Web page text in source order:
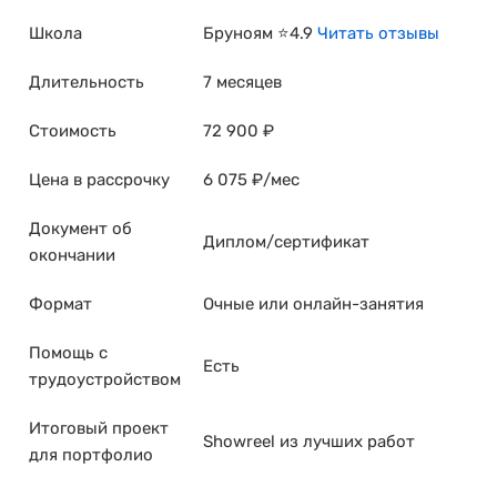
Школа Бруноям ⭐4.9 Читать отзывы
Длительность 7 месяцев
Стоимость 72 900 ₽
Цена в рассрочку 6 075 ₽/мес
Документ об
окончании
Диплом/сертификат
Формат Очные или онлайн-занятия
Помощь с
трудоустройством
Есть
Итоговый проект
для портфолио
Showreel из лучших работ